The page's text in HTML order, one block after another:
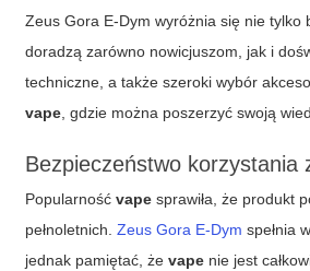
Zeus Gora E-Dym wyróżnia się nie
doradzą zarówno nowicjuszom, jak i
techniczne, a także szeroki wybór
vape , gdzie można poszerzyć swoją
Bezpieczeństwo korzystania
Popularnośćvape sprawiła, że produkt
pełnoletnich.Zeus Gora E-Dym spełnia
jednak pamiętać, żevape nie jest